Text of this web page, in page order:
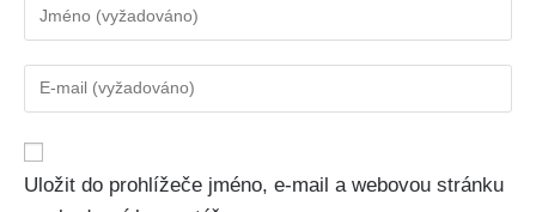
Uložit do prohlížeče jméno, e-mail a webovou stránku